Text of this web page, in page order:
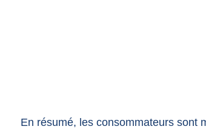
En résumé, les consommateurs sont